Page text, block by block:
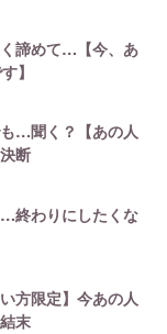
諦めて…【今、あ
】
…聞く？【あの人
断
終わりにしたくな
方限定】今あの人
末